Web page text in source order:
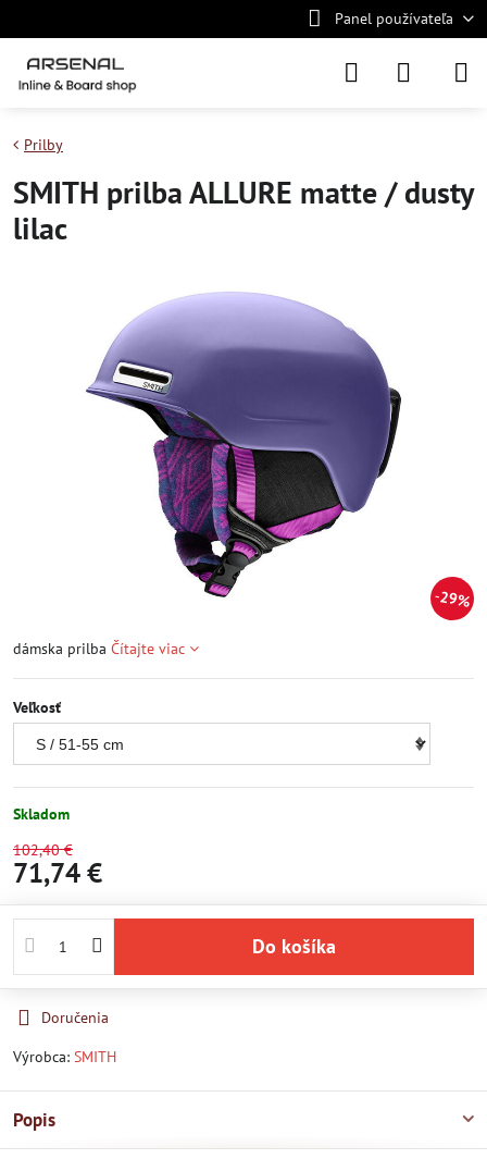
Panel používateľa
29%
Prilby
SMITH prilba ALLURE matte / dusty
lilac
dámska prilba Čítajte viac
Veľkosť
Skladom
102,40 €
71,74 €
Do košíka
Doručenia
Výrobca: SMITH
Popis